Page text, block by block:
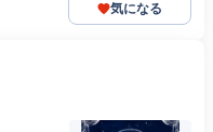
気になる